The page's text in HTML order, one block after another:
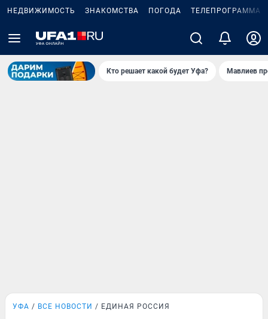
НЕДВИЖИМОСТЬ ЗНАКОМСТВА ПОГОДА ТЕЛЕПРОГРАММА
Кто решает какой будет Уфа? Мавлиев
УФА ВСЕ НОВОСТИ ЕДИНАЯ РОССИЯ